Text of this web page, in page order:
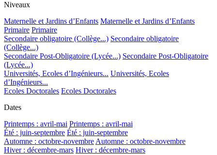
Niveaux
Maternelle et Jardins d’Enfants Maternelle et Jardins d’Enfants
Primaire Primaire
Secondaire obligatoire (Collège...) Secondaire obligatoire
(Collège...)
Secondaire Post-Obligatoire (Lycée...) Secondaire Post-Obligatoire
(Lycée...)
Universités, Ecoles d’Ingénieurs... Universités, Ecoles
d’Ingénieurs...
Ecoles Doctorales Ecoles Doctorales
Dates
Printemps : avril-mai Printemps : avril-mai
Été : juin-septembre Été : juin-septembre
Automne : octobre-novembreAutomne : octobre-novembre
Hiver : décembre-mars Hiver : décembre-mars